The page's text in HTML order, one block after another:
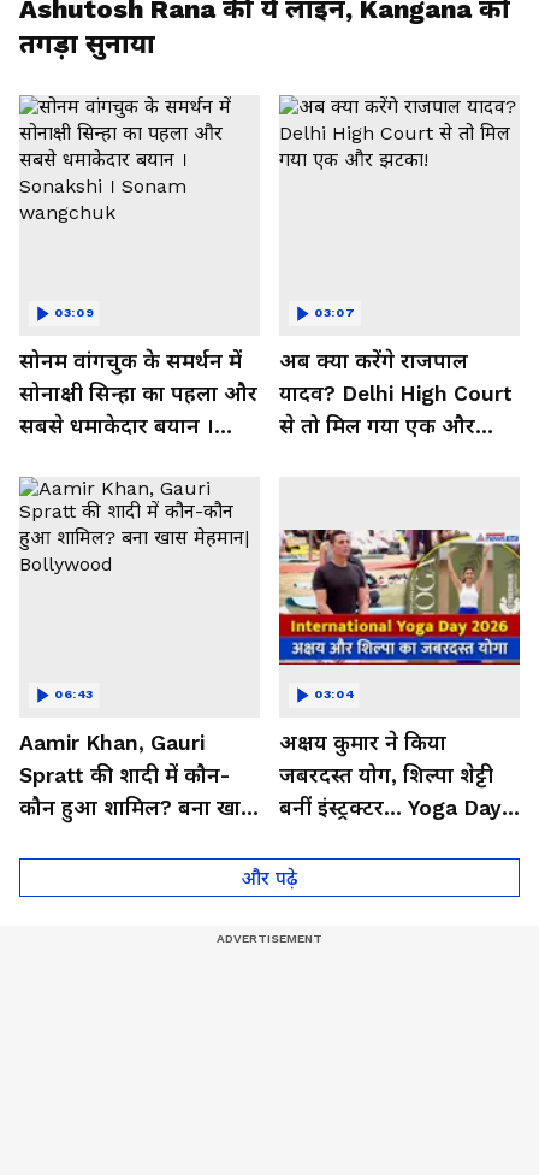
Ashutosh Rana की ये लाइन, Kangana को
तगड़ा सुनाया
सोनम वांगचुक के समर्थन में
सोनाक्षी सिन्हा का पहला और
सबसे धमाकेदार बयान ।
wangchuk
03:09
अब क्या करेंगे राजपाल
यादव? Delhi High Court
से तो मिल गया एक और
03:07
Aamir Khan, Gauri
Spratt की शादी में कौन-
कौन हुआ शामिल? बना खास
06:43
अक्षय कुमार ने किया
जबरदस्त योग, शिल्पा शेट्टी
बनीं इंस्ट्रक्टर... Yoga Day
03:04
और पढ़े